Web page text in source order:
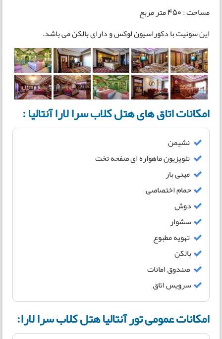
مساحت : 450 متر مربع
این سوئیت با دکوراسیون لوکس و دارای بالکن می باشد.
امکانات اتاق های هتل کلاب سرا لارا آنتالیا :
نشیمن
تلویزیون ماهواره ای صفحه تخت
مینی بار
حمام اختصاصی
دوش
سشوار
تهویه مطبوع
بالکن
صندوق امانات
سرویس اتاق
امکانات عمومی تور آنتالیا هتل کلاب سرا لارا: